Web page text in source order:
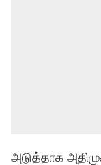
அடுத்தாக